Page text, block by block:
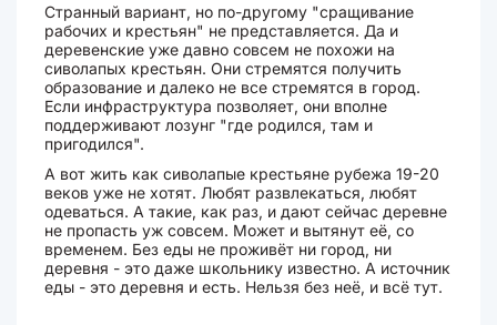
Странный вариант, но по-другому "сращивание
рабочих и крестьян" не представляется. Да и
деревенские уже давно совсем не похожи на
сиволапых крестьян. Они стремятся получить
образование и далеко не все стремятся в город.
Если инфраструктура позволяет, они вполне
поддерживают лозунг "где родился, там и
пригодился".
А вот жить как сиволапые крестьяне рубежа 19-20
веков уже не хотят. Любят развлекаться, любят
одеваться. А такие, как раз, и дают сейчас деревне
не пропасть уж совсем. Может и вытянут её, со
временем. Без еды не проживёт ни город, ни
деревня - это даже школьнику известно. А источник
еды - это деревня и есть. Нельзя без неё, и всё тут.